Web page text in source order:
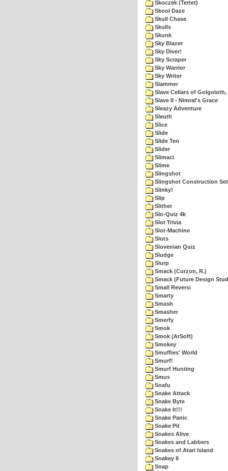
Skoczek (Tertet)
Skool Daze
Skull Chase
Skulls
Skunk
Sky Blazer
Sky Diver!
Sky Scraper
Sky Warrior
Sky Writer
Slammer
Slave Cellars of Golgoloth,
Slave II - Nimral's Grace
Sleazy Adventure
Sleuth
Slice
Slide
Slide Ten
Slider
Slimaci
Slime
Slingshot
Slingshot Construction Set
Slinky!
Slip
Slither
Slo-Quiz 4k
Slot Trivia
Slot-Machine
Slots
Slovenian Quiz
Sludge
Slurp
Smack (Curzon, R.)
Smack (Future Design
Small Reversi
Smarty
Smash
Smasher
Smerfy
Smok
Smok (ArSoft)
Smokey
Smuffies' World
Smurf!
Smurf Hunting
Smus
Snafu
Snake Attack
Snake Byte
Snake It!!!
Snake Panic
Snake Pit
Snakes Alive
Snakes and Labbers
Snakes of Atari Island
Snakey II
Snap